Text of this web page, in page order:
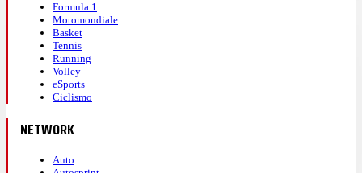
Formula 1
Motomondiale
Basket
Tennis
Running
Volley
eSports
Ciclismo
NETWORK
Auto